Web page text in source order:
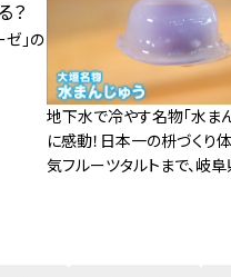
ゼ」の
地下水で冷やす名物「水まん
に感動！日本一の枡づくり
気フルーツタルトまで、岐